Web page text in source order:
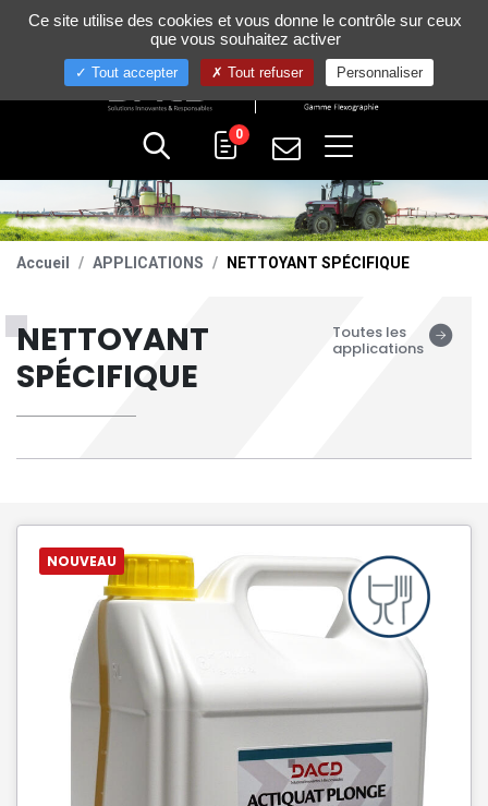
+33 (0)4 75 58 80 10
0
Accueil APPLICATIONS NETTOYANT SPÉCIFIQUE
NETTOYANT
SPÉCIFIQUE
Toutes les
applications
NOUVEAU
Gestion de vos préférences sur les cookies
Ce site utilise des cookies et vous donne le contrôle sur ceux
que vous souhaitez activer
Tout accepter Tout refuser Personnaliser